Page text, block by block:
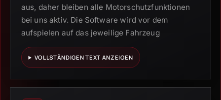
aus, daher bleiben alle Motorschutzfunktionen
bei uns aktiv. Die Software wird vor dem
aufspielen auf das jeweilige Fahrzeug
VOLLSTÄNDIGEN TEXT ANZEIGEN